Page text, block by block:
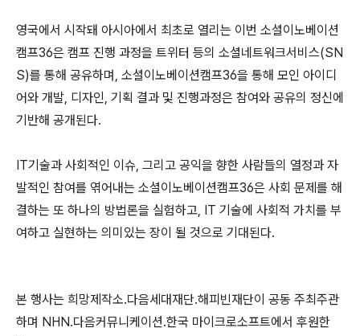
영국에서 시작돼 아시아에서 최초로 열리는 이번 소셜이노베이션
캠프36은 캠프 진행 과정을 트위터 등의 소셜네트워크서비스(SN
S)를 통해 공유하며, 소셜이노베이션캠프36을 통해 모인 아이디
어와 개발, 디자인, 기획 결과 및 진행과정은 참여와 공유의 정신에
기반해 공개된다.
IT기술과 사회적인 이슈, 그리고 공익을 향한 사람들의 열정과 자
발적인 참여를 엮어내는 소셜이노베이션캠프36은 사회 문제를 해
결하는 또 하나의 방법론을 실험하고, IT 기술에 사회적 가치를 부
여하고 실현하는 의미있는 장이 될 것으로 기대된다.
본 행사는 희망제작소․다음세대재단․해피빈재단이 공동 주최주관
하며 NHN․다음커뮤니케이션․한국 마이크로소프트에서 후원한